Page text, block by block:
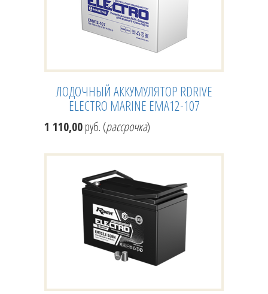
ЛОДОЧНЫЙ АККУМУЛЯТОР RDRIVE
ELECTRO MARINE EMA12-107
1 110,00руб. (рассрочка)